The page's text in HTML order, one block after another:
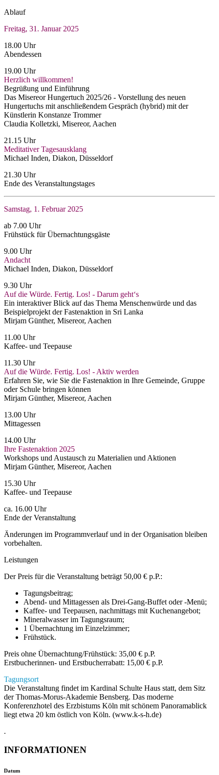
Ablauf
Freitag, 31. Januar 2025
18.00 Uhr
Abendessen
19.00 Uhr
Herzlich willkommen!
Begrüßung und Einführung
Das Misereor Hungertuch 2025/26 - Vorstellung des neuen
Hungertuchs mit anschließendem Gespräch (hybrid) mit der
Künstlerin Konstanze Trommer
Claudia Kolletzki, Misereor, Aachen
21.15 Uhr
Meditativer Tagesausklang
Michael Inden, Diakon, Düsseldorf
21.30 Uhr
Ende des Veranstaltungstages
Samstag, 1. Februar 2025
ab 7.00 Uhr
Frühstück für Übernachtungsgäste
9.00 Uhr
Andacht
Michael Inden, Diakon, Düsseldorf
9.30 Uhr
Auf die Würde. Fertig. Los! - Darum geht‘s
Ein interaktiver Blick auf das Thema Menschenwürde und das
Beispielprojekt der Fastenaktion in Sri Lanka
Mirjam Günther, Misereor, Aachen
11.00 Uhr
Kaffee- und Teepause
11.30 Uhr
Auf die Würde. Fertig. Los! - Aktiv werden
Erfahren Sie, wie Sie die Fastenaktion in Ihre Gemeinde, Gruppe
oder Schule bringen können
Mirjam Günther, Misereor, Aachen
13.00 Uhr
Mittagessen
14.00 Uhr
Ihre Fastenaktion 2025
Workshops und Austausch zu Materialien und Aktionen
Mirjam Günther, Misereor, Aachen
15.30 Uhr
Kaffee- und Teepause
ca. 16.00 Uhr
Ende der Veranstaltung
Änderungen im Programmverlauf und in der Organisation bleiben
vorbehalten.
Leistungen
Der Preis für die Veranstaltung beträgt 50,00 € p.P.:
Tagungsbeitrag;
Abend- und Mittagessen als Drei-Gang-Buffet oder -Menü;
Kaffee- und Teepausen, nachmittags mit Kuchenangebot;
Mineralwasser im Tagungsraum;
1 Übernachtung im Einzelzimmer;
Frühstück.
Preis ohne Übernachtung/Frühstück: 35,00 € p.P.
Erstbucherinnen- und Erstbucherrabatt: 15,00 € p.P.
Tagungsort
Die Veranstaltung findet im Kardinal Schulte Haus statt, dem Sitz
der Thomas-Morus-Akademie Bensberg. Das moderne
Konferenzhotel des Erzbistums Köln mit schönem Panoramablick
liegt etwa 20 km östlich von Köln. (www.k-s-h.de)
.
INFORMATIONEN
Datum